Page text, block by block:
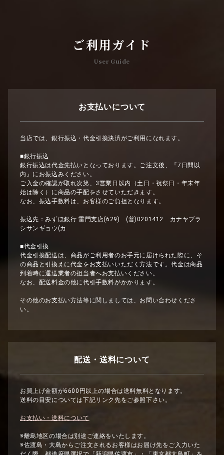
ご利用ガイド
User Guide
お支払いについて
当店では、銀行振込・代金引換決済がご利用になれます。
■銀行振込
銀行振込は代金先払いとなっております。ご注文後、『7日間以
内』にお振込みください。
ご入金の確認が取れ次第、3営業日以内（土日・祝祭日・年末年
始は除く）に商品の手配をさせていただきます。
なお、振込手数料は、お客様のご負担となります。
振込先：みずほ銀行 雷門支店(629) (普)0201412 カナヤブラ
シサンギョウ(カ
■代金引換
代金引換配送は、商品がご利用者のお手元に届けられた際に、そ
の商品と引換えに代金をお支払いいただく方法です。代金は商品
到着時に運送業者の担当者へお支払いください。
なお、配送料金の他に代引手数料がかかります。
その他のお支払い方法等に関しましては、お問い合わせくださ
い。
配送・送料について
お買上げ金額が6600円以上の場合は送料無料となります。
送料の目安については下記リンク先をご参照下さい。
お支払い・送料について
※離島地区の場合は別途ご連絡をいたします。
※佐渡島・大島からご注文されるお客様はお届け先をご入力いた